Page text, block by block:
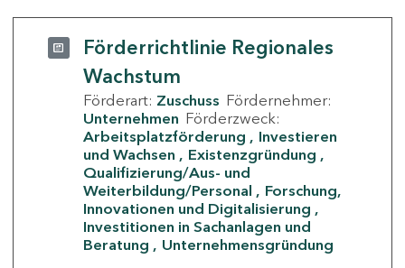
Förderrichtlinie Regionales
Wachstum
Förderart: Zuschuss Fördernehmer:
Unternehmen Förderzweck:
Arbeitsplatzförderung
Investieren
und Wachsen
Existenzgründung
Qualifizierung/Aus- und
Weiterbildung/Personal
Forschung,
Innovationen und Digitalisierung
Investitionen in Sachanlagen und
Beratung
Unternehmensgründung